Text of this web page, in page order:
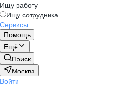
Ищу работу
Ищу сотрудника
Сервисы
Помощь
Ещё
Поиск
Москва
Войти